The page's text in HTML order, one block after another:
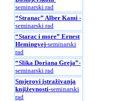
seminarski rad
“Stranac” Alber Kami -
seminarski rad
“Starac i more” Ernest
Hemingvej-seminarski
rad
“Slika Doriana Greja”-
seminarski rad
Smjerovi istraživanja
književnosti-seminarski
rad